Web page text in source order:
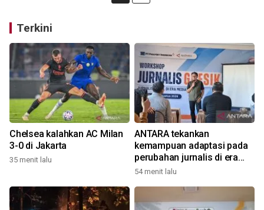
Terkini
Chelsea kalahkan AC Milan
3-0 di Jakarta
35 menit lalu
ANTARA tekankan
kemampuan adaptasi pada
perubahan jurnalis di era
digital
54 menit lalu